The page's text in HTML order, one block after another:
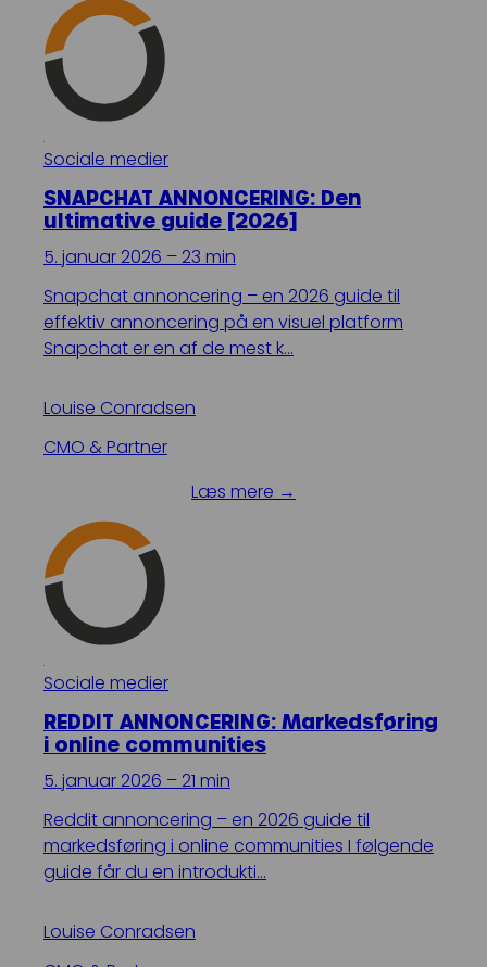
Sociale medier
SNAPCHAT ANNONCERING: Den
ultimative guide [2026]
5. januar 2026 – 23 min
Snapchat annoncering – en 2026 guide til
effektiv annoncering på en visuel platform
Snapchat er en af de mest k…
Louise Conradsen
CMO & Partner
Læs mere →
Sociale medier
REDDIT ANNONCERING: Markedsføring
i online communities
5. januar 2026 – 21 min
Reddit annoncering – en 2026 guide til
markedsføring i online communities I følgende
guide får du en introdukti…
Louise Conradsen